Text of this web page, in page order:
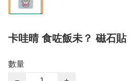
卡哇晴 食咗飯未？ 磁石貼
數量